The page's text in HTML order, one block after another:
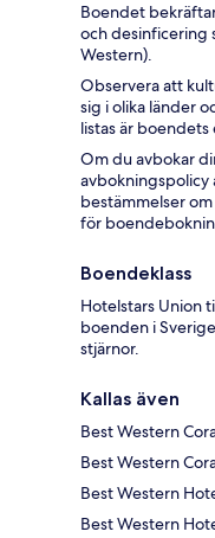
Boendet
och desinficering
Western).
Observera att
sig i olika länder
listas är boendets
Om du avbokar
avbokningspolicy
bestämmelser
för
Boendeklass
Hotelstars Union
boenden i
stjärnor.
Kallas även
Best Western
Best Western
Best Western
Best Western